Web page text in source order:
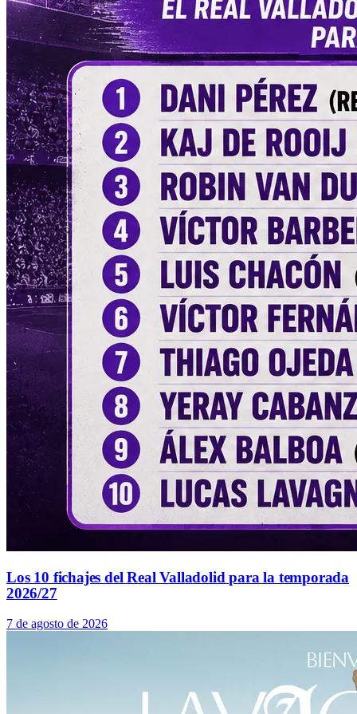
Los 10 fichajes del Real Valladolid para la temporada
2026/27
7 de agosto de 2026